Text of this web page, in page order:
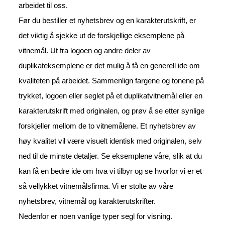
arbeidet til oss.
Før du bestiller et nyhetsbrev og en karakterutskrift, er
det viktig å sjekke ut de forskjellige eksemplene på
vitnemål. Ut fra logoen og andre deler av
duplikateksemplene er det mulig å få en generell ide om
kvaliteten på arbeidet. Sammenlign fargene og tonene på
trykket, logoen eller seglet på et duplikatvitnemål eller en
karakterutskrift med originalen, og prøv å se etter synlige
forskjeller mellom de to vitnemålene. Et nyhetsbrev av
høy kvalitet vil være visuelt identisk med originalen, selv
ned til de minste detaljer. Se eksemplene våre, slik at du
kan få en bedre ide om hva vi tilbyr og se hvorfor vi er et
så vellykket vitnemålsfirma. Vi er stolte av våre
nyhetsbrev, vitnemål og karakterutskrifter.
Nedenfor er noen vanlige typer segl for visning.